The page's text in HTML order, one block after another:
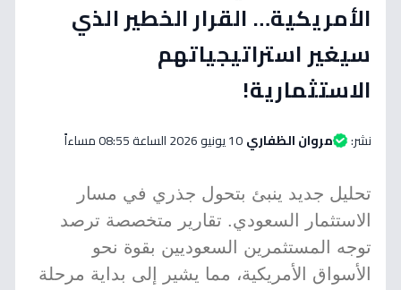
الأمريكية… القرار الخطير الذي
سيغير استراتيجياتهم
الاستثمارية!
نشر: مروان الظفاري10 يونيو 2026 الساعة 08:55 مساءاً
تحليل جديد ينبئ بتحول جذري في مسار
الاستثمار السعودي. تقارير متخصصة ترصد
توجه المستثمرين السعوديين بقوة نحو
الأسواق الأمريكية، مما يشير إلى بداية مرحلة